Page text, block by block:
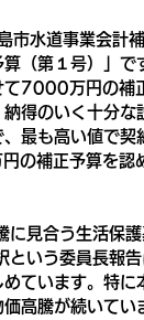
水道事業会計
（第１号）」
て7000万円の補
得のいく十分
最も高い値で
の補正予算を
見合う生活保
という委員長報
ています。特
高騰が続いて